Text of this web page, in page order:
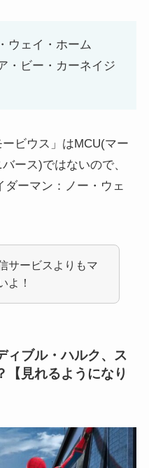
ウェイ・ホーム
・ビー・カーネイジ
ビウス」はMCU(マー
ース)ではないので、
ダーマン：ノー・ウェ
サービスよりもマ
よ！
ィブル・ハルク、ス
【見れるようになり